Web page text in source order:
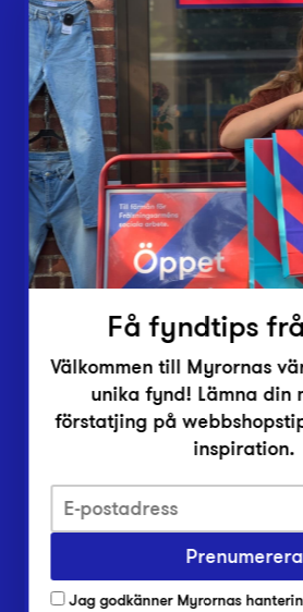
Webbshop
Butiker
Lämna in
Vårt överskott
Inlämningsplatser
Om Myrorna
Lediga jobb
Pressrum
Integritetsskyddspolicy
Har du frågor om onlineköp, leverans eller
Har du frågor om vår verksamhet?
Få fyndtips
Välkommen till Myrornas
unika fynd! Lämna din
förstatjing på
inspiration.
Prenumerera
Jag godkänner Myrornas